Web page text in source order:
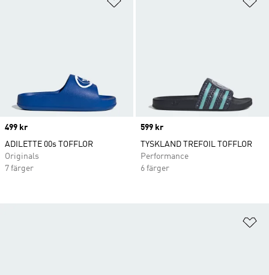
Price
499 kr
ADILETTE 00s TOFFLOR
Originals
7 färger
Price
599 kr
TYSKLAND TREFOIL TOFFLOR
Performance
6 färger